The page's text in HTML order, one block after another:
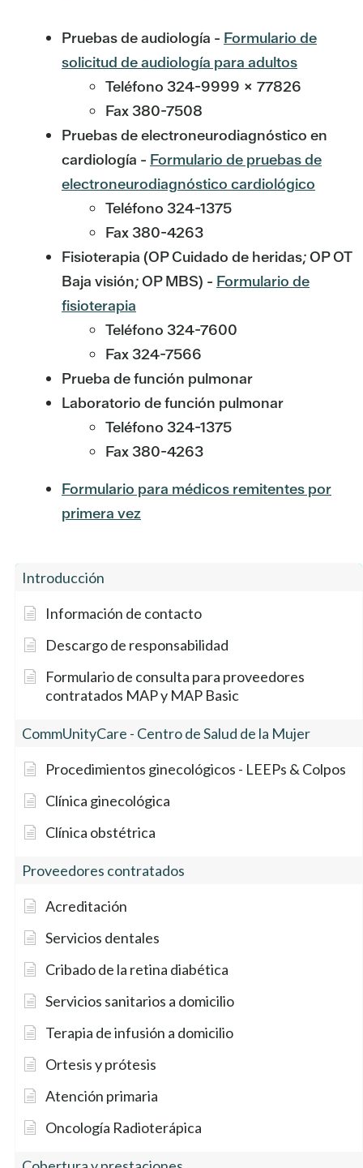
Introducción
Información de contacto
Descargo de responsabilidad
Formulario de consulta para proveedores
contratados MAP y MAP Basic
CommUnityCare - Centro de Salud de la Mujer
Procedimientos ginecológicos - LEEPs & Colpos
Clínica ginecológica
Clínica obstétrica
Proveedores contratados
Acreditación
Servicios dentales
Cribado de la retina diabética
Servicios sanitarios a domicilio
Terapia de infusión a domicilio
Ortesis y prótesis
Atención primaria
Oncología Radioterápica
Pruebas de audiología - Formulario de
solicitud de audiología para adultos
Teléfono 324-9999 x 77826
Fax 380-7508
Pruebas de electroneurodiagnóstico en
cardiología - Formulario de pruebas de
electroneurodiagnóstico cardiológico
Teléfono 324-1375
Fax 380-4263
Fisioterapia (OP Cuidado de heridas; OP OT
Baja visión; OP MBS) - Formulario de
fisioterapia
Teléfono 324-7600
Fax 324-7566
Prueba de función pulmonar
Laboratorio de función pulmonar
Teléfono 324-1375
Fax 380-4263
Formulario para médicos remitentes por
primera vez